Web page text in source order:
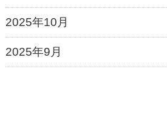
2025年10月
2025年9月